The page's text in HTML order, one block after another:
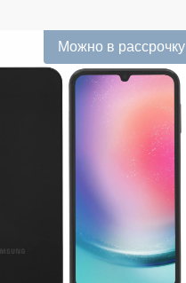
Можно в рассрочку